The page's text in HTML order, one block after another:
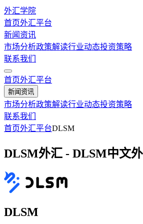
外汇学院
首页外汇平台
新闻资讯
市场分析政策解读行业动态投资策略
联系我们
首页外汇平台
新闻资讯
市场分析政策解读行业动态投资策略
联系我们
首页外汇平台DLSM
DLSM外汇 - DLSM中文
DLSM